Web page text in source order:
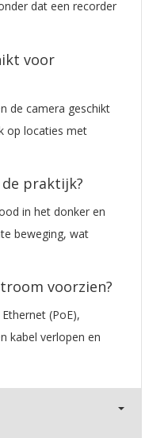
dat een recorder
voor
de camera geschikt
op locaties met
praktijk?
in het donker en
beweging, wat
voorzien?
(PoE),
kabel verlopen en